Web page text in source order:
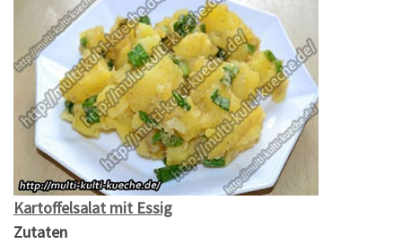
Kartoffelsalat mit Essig
Zutaten